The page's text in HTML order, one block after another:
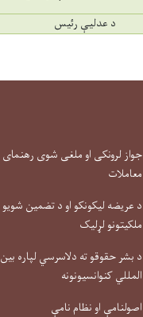
د عدلیې رئیس
جواز لرونکی او ملغی شوی رهنمای
معاملات
د عریضه لیکونکو او د تضمین شویو
ملکیتونو لړلیک
د بشر حقوقو ته دلاسرسي لپاره بین
المللي کنوانسیونونه
اصولنامې او نظام نامې